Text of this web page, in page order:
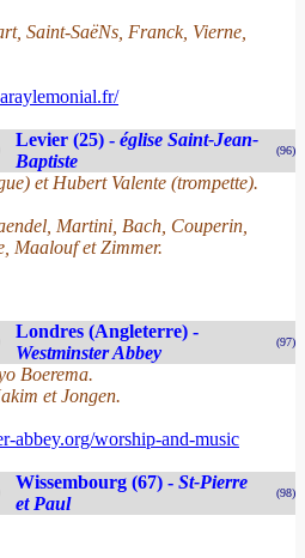
Saint-SaëNs, Franck, Vierne,
Levier (25) - église Saint-Jean-
Baptiste
(96)
et Hubert Valente (trompette).
Martini, Bach, Couperin,
Maalouf et Zimmer.
Londres (Angleterre) -
Westminster Abbey
(97)
Boerema.
et Jongen.
abbey.org/worship-and-music
Wissembourg (67) - St-Pierre
et Paul
(98)